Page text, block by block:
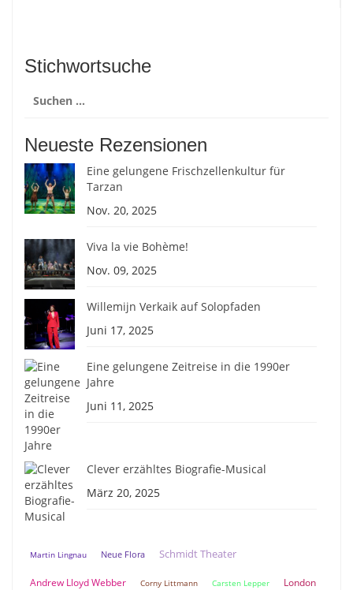
Stichwortsuche
nach:
Neueste Rezensionen
Eine gelungene Frischzellenkultur für
Tarzan
Nov. 20, 2025
Viva la vie Bohème!
Nov. 09, 2025
Willemijn Verkaik auf Solopfaden
Juni 17, 2025
Eine gelungene Zeitreise in die 1990er
Jahre
Juni 11, 2025
Clever erzähltes Biografie-Musical
März 20, 2025
Martin Lingnau Neue Flora Schmidt Theater
Andrew Lloyd Webber Corny Littmann Carsten Lepper London